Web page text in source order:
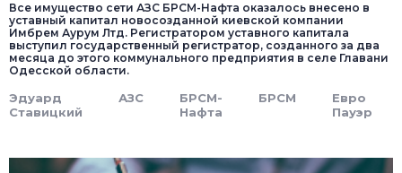
Все имущество сети АЗС БРСМ-Нафта оказалось внесено в
уставный капитал новосозданной киевской компании
Имбрем Аурум Лтд. Регистратором уставного капитала
выступил государственный регистратор, созданного за два
месяца до этого коммунального предприятия в селе Главани
Одесской области.
Эдуард
Ставицкий
АЗС
БРСМ-
Нафта
БРСМ
Евро
Пауэр